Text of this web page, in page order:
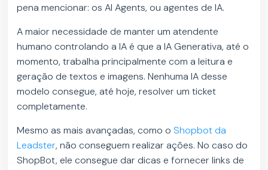
pena mencionar: os AI Agents, ou agentes de IA.
A maior necessidade de manter um atendente
humano controlando a IA é que a IA Generativa, até o
momento, trabalha principalmente com a leitura e
geração de textos e imagens. Nenhuma IA desse
modelo consegue, até hoje, resolver um ticket
completamente.
Mesmo as mais avançadas, como oShopbot da
Leadster, não conseguem realizar ações. No caso do
ShopBot, ele consegue dar dicas e fornecer links de